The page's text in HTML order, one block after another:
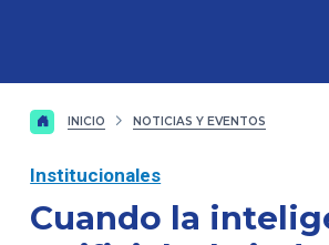
INICIO NOTICIAS Y EVENTOS
Institucionales
Cuando la